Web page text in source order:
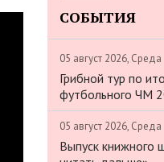
СОБЫТИЯ
05 август 2026, Среда
Грибной тур по
футбольного ЧМ
05 август 2026, Среда
Выпуск книжного